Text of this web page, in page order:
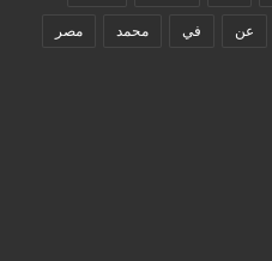
عن في محمد مصر